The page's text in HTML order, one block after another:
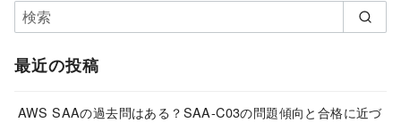
最近の投稿
AWS SAAの過去問はある？SAA-C03の問題傾向と合格に近づ